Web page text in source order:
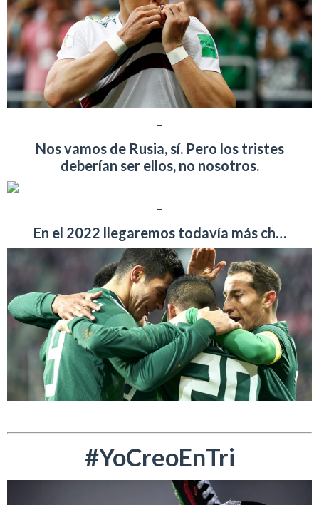
–
Nos vamos de Rusia, sí. Pero los tristes
deberían ser ellos, no nosotros.
–
En el 2022 llegaremos todavía más ch…
#YoCreoEnTri